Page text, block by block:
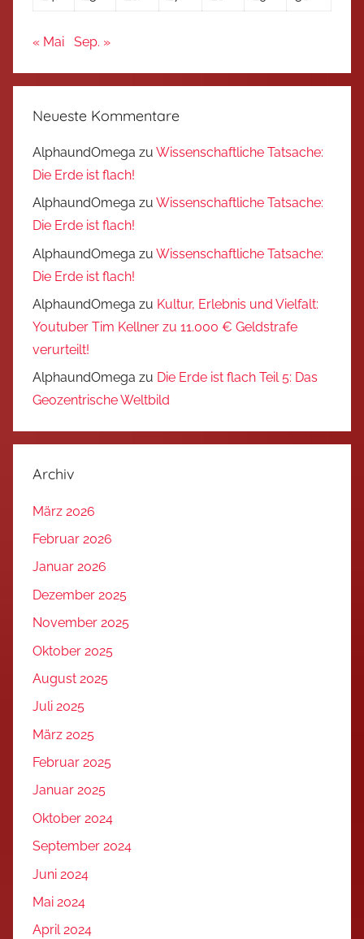
« Mai Sep. »
Neueste Kommentare
AlphaundOmega zu Wissenschaftliche Tatsache:
Die Erde ist flach!
AlphaundOmega zu Wissenschaftliche Tatsache:
Die Erde ist flach!
AlphaundOmega zu Wissenschaftliche Tatsache:
Die Erde ist flach!
AlphaundOmega zu Kultur, Erlebnis und Vielfalt:
Youtuber Tim Kellner zu 11.000 € Geldstrafe
verurteilt!
AlphaundOmega zu Die Erde ist flach Teil 5: Das
Geozentrische Weltbild
Archiv
März 2026
Februar 2026
Januar 2026
Dezember 2025
November 2025
Oktober 2025
August 2025
Juli 2025
März 2025
Februar 2025
Januar 2025
Oktober 2024
September 2024
Juni 2024
Mai 2024
April 2024